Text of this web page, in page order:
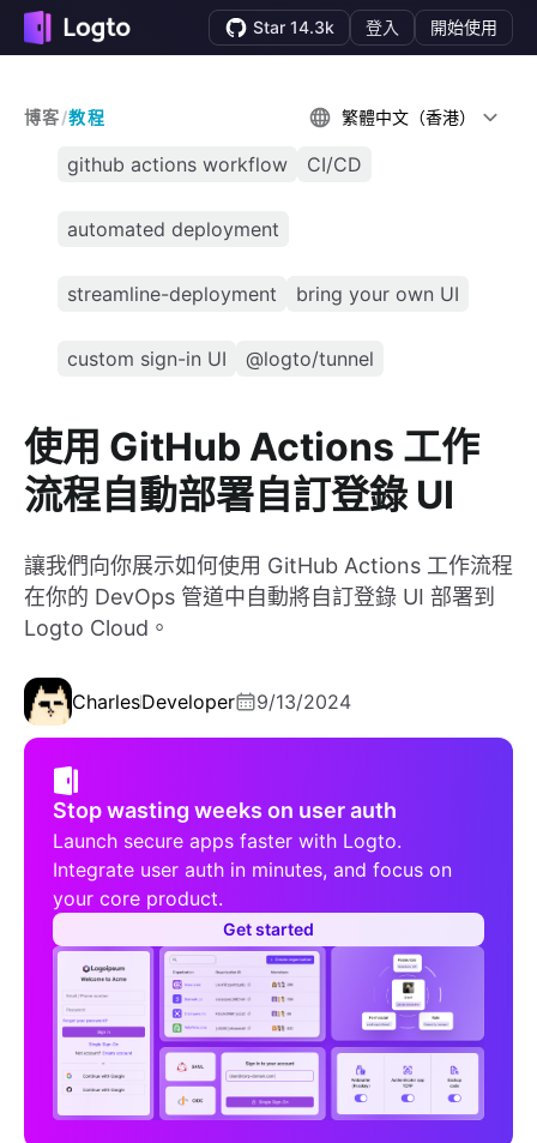
Star 14.3k 登入 開始使用
博客/教程 繁體中文（香港）
github actions workflow CI/CD
automated deployment
streamline-deployment bring your own UI
custom sign-in UI @logto/tunnel
使用 GitHub Actions 工作
流程自動部署自訂登錄 UI
讓我們向你展示如何使用 GitHub Actions 工作流程
在你的 DevOps 管道中自動將自訂登錄 UI 部署到
Logto Cloud。
CharlesDeveloper 9/13/2024
Stop wasting weeks on user auth
Launch secure apps faster with Logto.
Integrate user auth in minutes, and focus on
your core product.
Get started